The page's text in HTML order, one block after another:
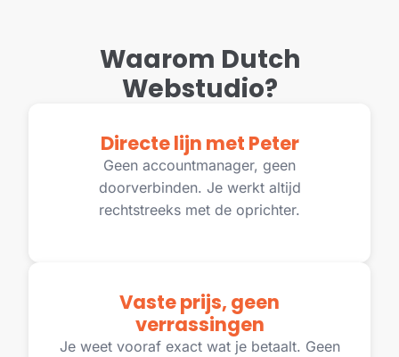
Waarom Dutch
Webstudio?
Directe lijn met Peter
Geen accountmanager, geen
doorverbinden. Je werkt altijd
rechtstreeks met de oprichter.
Vaste prijs, geen
verrassingen
Je weet vooraf exact wat je betaalt. Geen